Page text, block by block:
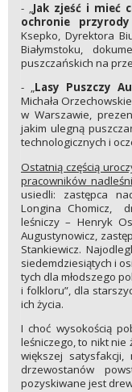
- „Jak zjeść i mieć
ochronie
Ksepko, Dyrektora
Białymstoku,
puszczańskich na
- „Lasy Puszczy
Michała
w Warszawie,
jakim ulegną
technologicznych i
Ostatnią częścią
pracowników
usiedli: zastępca
Longina Chomicz,
leśniczy – Henryk
Augustynowicz,
Stankiewicz.
siedemdziesiątych i
tych dla młodszego
i folkloru”, dla
ich życia.
I choć wysokością
leśniczego, to nikt nie
większej satysfakcji,
drzewostanów
pozyskiwane jest